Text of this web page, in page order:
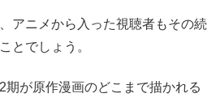
アニメから入った視聴者もその続
とでしょう。
期が原作漫画のどこまで描かれる